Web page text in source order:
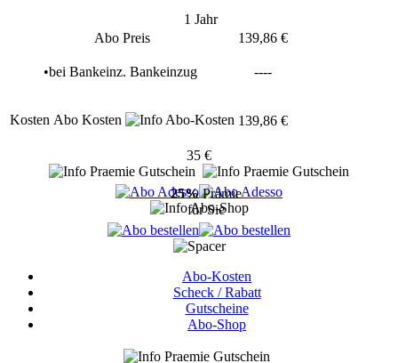
1 Jahr
Abo Preis
139,86 €
•bei Bankeinz. Bankeinzug ----
Kosten Abo Kosten 139,86 €
35 €
25% Prämie
für Sie
Abo-Kosten
Scheck / Rabatt
Gutscheine
Abo-Shop